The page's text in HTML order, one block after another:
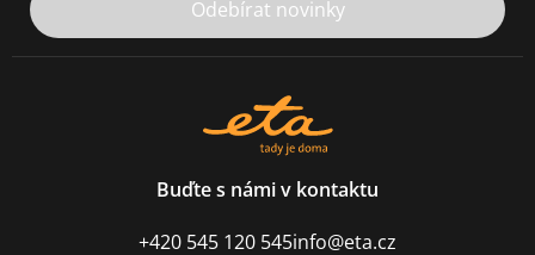
Odebírat novinky
Buďte s námi v kontaktu
+420 545 120 545info@eta.cz